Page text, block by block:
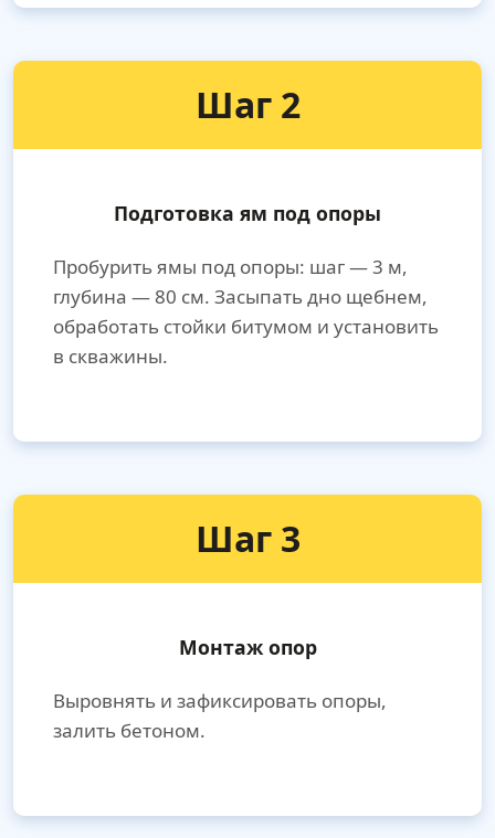
Шаг 2
Подготовка ям под опоры
Пробурить ямы под опоры: шаг — 3 м,
глубина — 80 см. Засыпать дно щебнем,
обработать стойки битумом и установить
в скважины.
Шаг 3
Монтаж опор
Выровнять и зафиксировать опоры,
залить бетоном.